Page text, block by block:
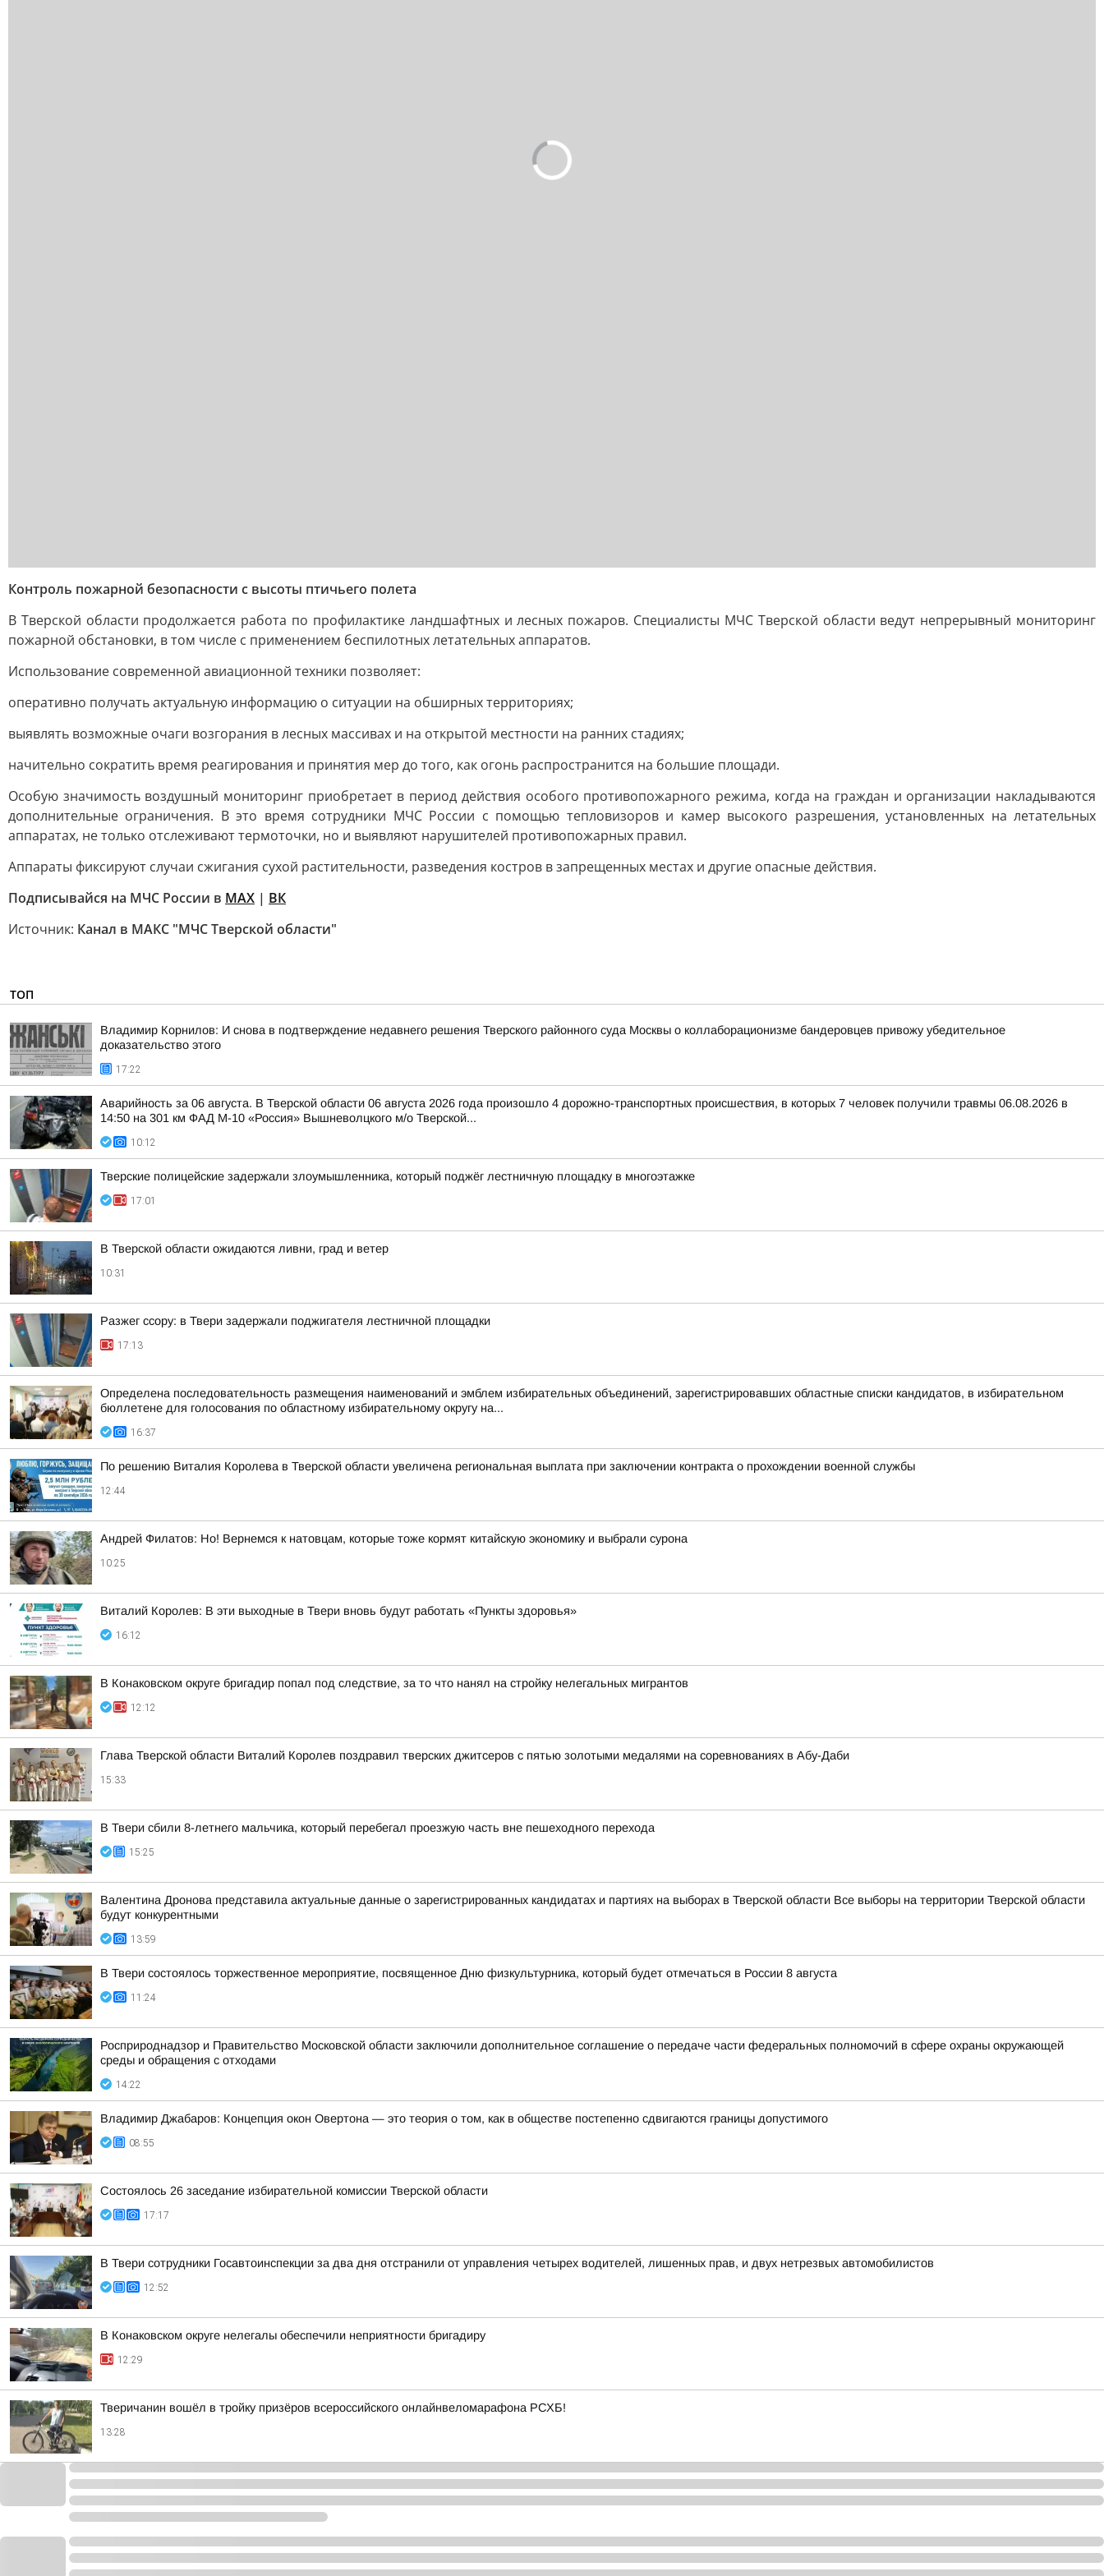
Контроль пожарной безопасности с высоты птичьего полета
В Тверской области продолжается работа по профилактике ландшафтных и лесных пожаров. Специалисты МЧС Тверской области ведут непрерывный мониторинг
пожарной обстановки, в том числе с применением беспилотных летательных аппаратов.
Использование современной авиационной техники позволяет:
оперативно получать актуальную информацию о ситуации на обширных территориях;
выявлять возможные очаги возгорания в лесных массивах и на открытой местности на ранних стадиях;
начительно сократить время реагирования и принятия мер до того, как огонь распространится на большие площади.
Особую значимость воздушный мониторинг приобретает в период действия особого противопожарного режима, когда на граждан и организации накладываются
дополнительные ограничения. В это время сотрудники МЧС России с помощью тепловизоров и камер высокого разрешения, установленных на летательных
аппаратах, не только отслеживают термоточки, но и выявляют нарушителей противопожарных правил.
Аппараты фиксируют случаи сжигания сухой растительности, разведения костров в запрещенных местах и другие опасные действия.
Подписывайся на МЧС России в MAX | ВК
Источник: Канал в МАКС "МЧС Тверской области"
ТОП
Владимир Корнилов: И снова в подтверждение недавнего решения Тверского районного суда Москвы о коллаборационизме бандеровцев привожу убедительное
доказательство этого
17:22
Аварийность за 06 августа. В Тверской области 06 августа 2026 года произошло 4 дорожно-транспортных происшествия, в которых 7 человек получили травмы 06.08.2026 в
14:50 на 301 км ФАД М-10 «Россия» Вышневолцкого м/о Тверской...
10:12
Тверские полицейские задержали злоумышленника, который поджёг лестничную площадку в многоэтажке
17:01
В Тверской области ожидаются ливни, град и ветер
10:31
Разжег ссору: в Твери задержали поджигателя лестничной площадки
17:13
Определена последовательность размещения наименований и эмблем избирательных объединений, зарегистрировавших областные списки кандидатов, в избирательном
бюллетене для голосования по областному избирательному округу на...
16:37
По решению Виталия Королева в Тверской области увеличена региональная выплата при заключении контракта о прохождении военной службы
12:44
Андрей Филатов: Но! Вернемся к натовцам, которые тоже кормят китайскую экономику и выбрали сурона
10:25
Виталий Королев: В эти выходные в Твери вновь будут работать «Пункты здоровья»
16:12
В Конаковском округе бригадир попал под следствие, за то что нанял на стройку нелегальных мигрантов
12:12
Глава Тверской области Виталий Королев поздравил тверских джитсеров с пятью золотыми медалями на соревнованиях в Абу-Даби
15:33
В Твери сбили 8-летнего мальчика, который перебегал проезжую часть вне пешеходного перехода
15:25
Валентина Дронова представила актуальные данные о зарегистрированных кандидатах и партиях на выборах в Тверской области Все выборы на территории Тверской области
будут конкурентными
13:59
В Твери состоялось торжественное мероприятие, посвященное Дню физкультурника, который будет отмечаться в России 8 августа
11:24
Росприроднадзор и Правительство Московской области заключили дополнительное соглашение о передаче части федеральных полномочий в сфере охраны окружающей
среды и обращения с отходами
14:22
Владимир Джабаров: Концепция окон Овертона — это теория о том, как в обществе постепенно сдвигаются границы допустимого
08:55
Состоялось 26 заседание избирательной комиссии Тверской области
17:17
В Твери сотрудники Госавтоинспекции за два дня отстранили от управления четырех водителей, лишенных прав, и двух нетрезвых автомобилистов
12:52
В Конаковском округе нелегалы обеспечили неприятности бригадиру
12:29
Тверичанин вошёл в тройку призёров всероссийского онлайнвеломарафона РСХБ!
13:28